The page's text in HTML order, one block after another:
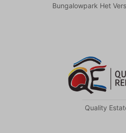
Bungalowpark Het
Quality